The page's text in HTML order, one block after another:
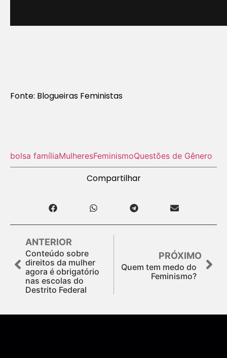
Fonte: Blogueiras Feministas
bolsa famíliaMulheresFeminismoQuestões de Gênero
Compartilhar
ANTERIOR
Conteúdo sobre
direitos da mulher
agora é obrigatório
nas escolas do
Destrito Federal
PRÓXIMO
Quem tem medo do
Feminismo?